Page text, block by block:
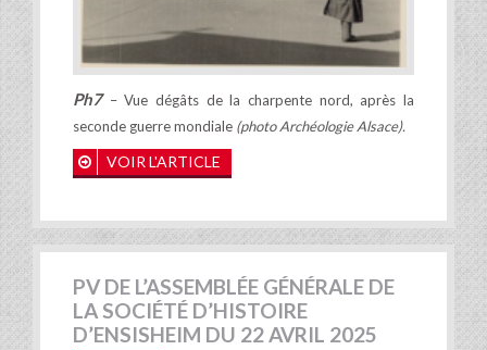
Ph7 – Vue dégâts de la charpente nord, après la
seconde guerre mondiale (photo Archéologie Alsace).
VOIR L'ARTICLE
PV DE L’ASSEMBLÉE GÉNÉRALE DE
LA SOCIÉTÉ D’HISTOIRE
D’ENSISHEIM DU 22 AVRIL 2025